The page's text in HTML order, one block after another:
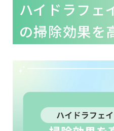
ハイドラフェ
の掃除効果を